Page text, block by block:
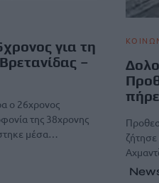
για τη
–
ο 26χρονος
της 38χρονης
μέσα…